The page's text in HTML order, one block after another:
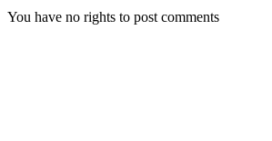
You have no rights to post comments